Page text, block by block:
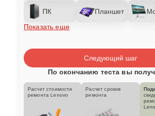
ПК Планшет
Показать еще
Следующий шаг
По окончанию теста вы
Расчет стоимости
ремонта Lenovo
Расчет сроков
ремонта